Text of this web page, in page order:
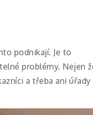
podnikají. Je to
problémy. Nejen
a třeba ani úřady